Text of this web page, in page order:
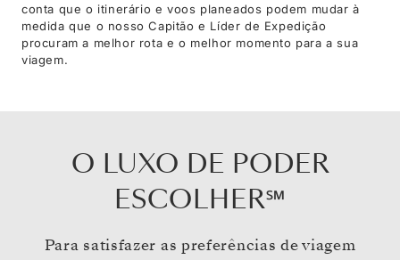
conta que o itinerário e voos planeados podem mudar à
medida que o nosso Capitão e Líder de Expedição
procuram a melhor rota e o melhor momento para a sua
viagem.
O LUXO DE PODER
ESCOLHER℠
Para satisfazer as preferências de viagem